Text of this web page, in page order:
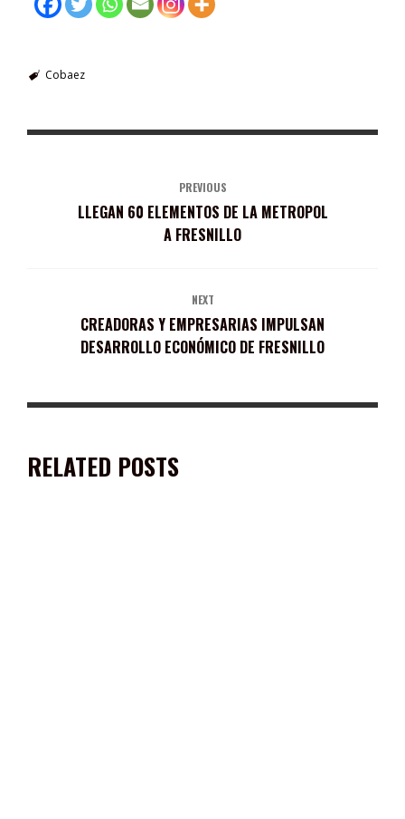
Cobaez
PREVIOUS
LLEGAN 60 ELEMENTOS DE LA METROPOL
A FRESNILLO
NEXT
CREADORAS Y EMPRESARIAS IMPULSAN
DESARROLLO ECONÓMICO DE FRESNILLO
RELATED POSTS